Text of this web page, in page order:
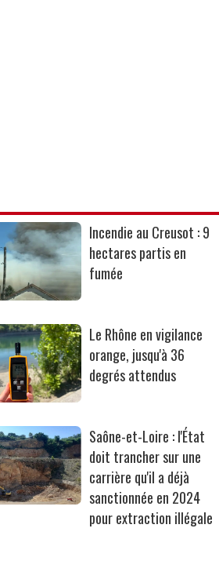
Incendie au Creusot : 9
hectares partis en
fumée
Le Rhône en vigilance
orange, jusqu'à 36
degrés attendus
Saône-et-Loire : l'État
doit trancher sur une
carrière qu'il a déjà
sanctionnée en 2024
pour extraction illégale